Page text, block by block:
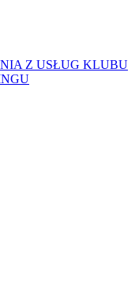
Z USŁUG KLUBU